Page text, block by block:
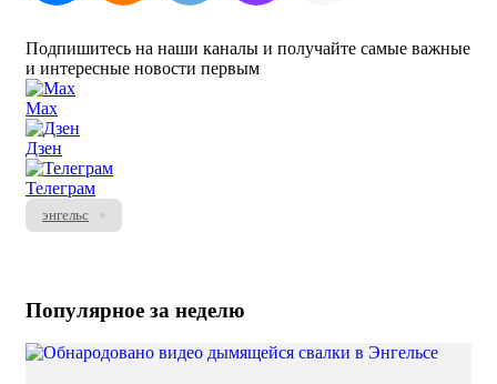
Подпишитесь на наши каналы и получайте самые важные
и интересные новости первым
Max
Дзен
Телеграм
энгельс
Популярное за неделю